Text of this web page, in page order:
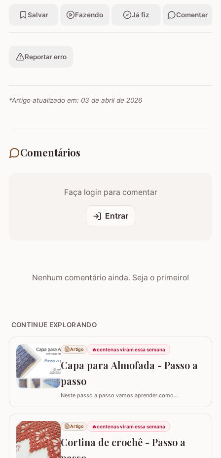
Salvar Fazendo Já fiz Comentar
Reportar erro
*Artigo atualizado em: 03 de abril de 2026
Comentários
Faça login para comentar
Entrar
Nenhum comentário ainda. Seja o primeiro!
CONTINUE EXPLORANDO
Artigo 🔥centenas viram essa semana
Capa para Almofada - Passo a
passo
Neste passo a passo vamos aprender como
intercalados. Fiz a capa para almofada de 40 x 40 e
seguindo o passo a passo você consegue adaptar para
o tamanho desejado. Utilizei o fio Barroco Maxcolor da
Círculo S/A. Um fio extremamente macio por ser 100%…
Artigo 🔥centenas viram essa semana
Cortina de crochê - Passo a